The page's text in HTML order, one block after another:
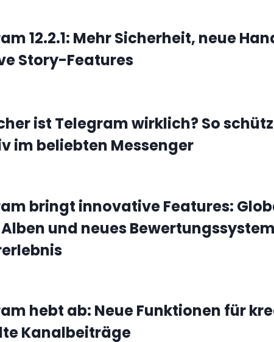
12.2.1: Mehr Sicherheit, neue
Story-Features
ist Telegram wirklich? So
im beliebten Messenger
bringt innovative Features:
und neues
hebt ab: Neue Funktionen für
Kanalbeiträge